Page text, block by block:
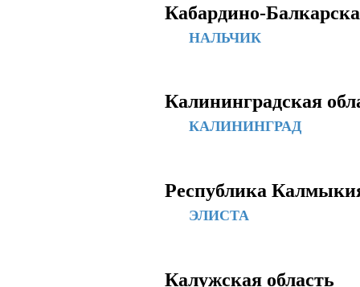
Кабардино-
НАЛЬЧИК
Калининградская
КАЛИНИНГРАД
Республика
ЭЛИСТА
Калужская область